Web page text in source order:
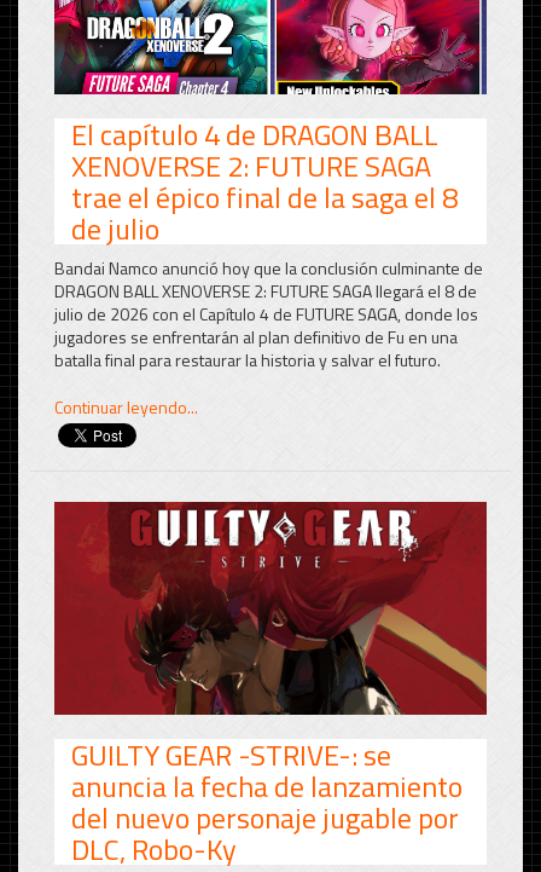
El capítulo 4 de DRAGON BALL
XENOVERSE 2: FUTURE SAGA
trae el épico final de la saga el 8
de julio
Bandai Namco anunció hoy que la conclusión culminante de
DRAGON BALL XENOVERSE 2: FUTURE SAGA llegará el 8 de
julio de 2026 con el Capítulo 4 de FUTURE SAGA, donde los
jugadores se enfrentarán al plan definitivo de Fu en una
batalla final para restaurar la historia y salvar el futuro.
Continuar leyendo...
GUILTY GEAR -STRIVE-: se
anuncia la fecha de lanzamiento
del nuevo personaje jugable por
DLC, Robo-Ky